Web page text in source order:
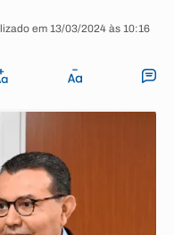
em 13/03/2024 às 10:16